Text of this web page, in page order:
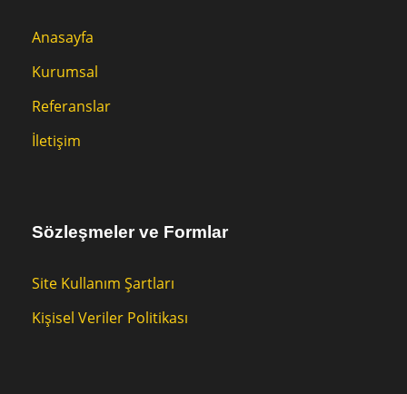
Anasayfa
Kurumsal
Referanslar
İletişim
Sözleşmeler ve Formlar
Site Kullanım Şartları
Kişisel Veriler Politikası